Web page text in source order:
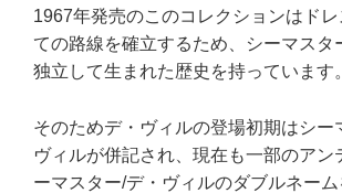
1967年発売のこのコレクションはド
ての路線を確立するため、シーマスタ
独立して生まれた歴史を持っています。
そのためデ・ヴィルの登場初期はシー
ヴィルが併記され、現在も一部のアン
ーマスター/デ・ヴィルのダブルネーム